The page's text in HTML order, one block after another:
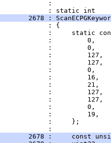
:
: static int
2678 :
: {
:     static
:         0,
:         0,
:         127,
:         127,
:         0,
:         16,
:         21,
:         127,
:         127,
:         0,
:         19,
:     };
:
2678 :     const